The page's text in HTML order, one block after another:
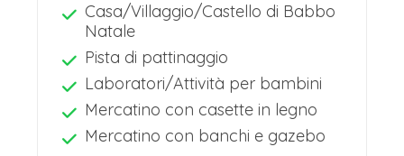
Casa/Villaggio/Castello di Babbo
Natale
Pista di pattinaggio
Laboratori/Attività per bambini
Mercatino con casette in legno
Mercatino con banchi e gazebo